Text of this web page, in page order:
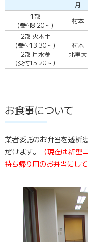
月
1部
（受付8:20～）
村本
2部 火木土
（受付13:30～）
2部 月水金
（受付15:20～）
村本
北里大
お食事について
業者委託のお弁当を透析
だけます。
（現在は新型
持ち帰り用のお弁当にして